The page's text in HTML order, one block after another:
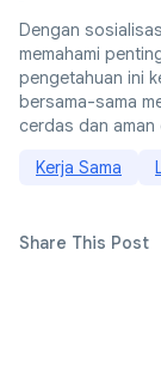
Dengan
memahami
pengetahuan ini
bersama-sama
cerdas dan
Kerja Sama
Share This Post